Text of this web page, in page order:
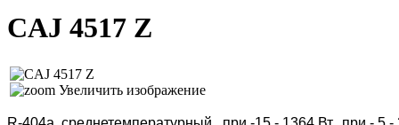
CAJ 4517 Z
Увеличить изображение